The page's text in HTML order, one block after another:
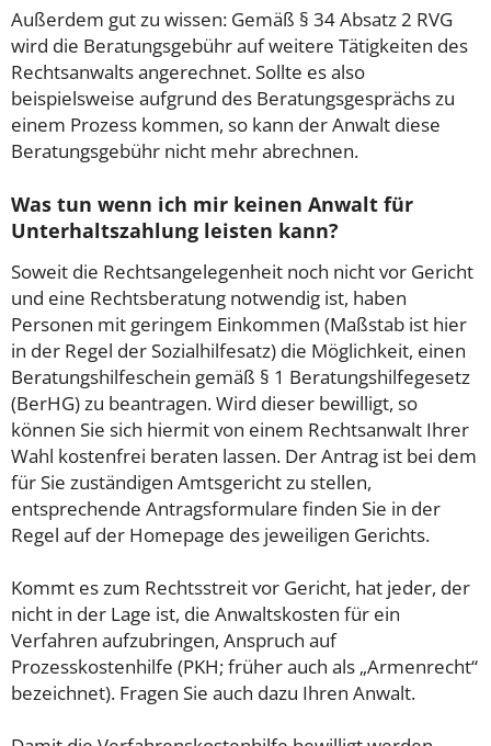
Außerdem gut zu wissen: Gemäß § 34 Absatz 2 RVG
wird die Beratungsgebühr auf weitere Tätigkeiten des
Rechtsanwalts angerechnet. Sollte es also
beispielsweise aufgrund des Beratungsgesprächs zu
einem Prozess kommen, so kann der Anwalt diese
Beratungsgebühr nicht mehr abrechnen.
Was tun wenn ich mir keinen Anwalt für
Unterhaltszahlung leisten kann?
Soweit die Rechtsangelegenheit noch nicht vor Gericht
und eine Rechtsberatung notwendig ist, haben
Personen mit geringem Einkommen (Maßstab ist hier
in der Regel der Sozialhilfesatz) die Möglichkeit, einen
Beratungshilfeschein gemäß § 1 Beratungshilfegesetz
(BerHG) zu beantragen. Wird dieser bewilligt, so
können Sie sich hiermit von einem Rechtsanwalt Ihrer
Wahl kostenfrei beraten lassen. Der Antrag ist bei dem
für Sie zuständigen Amtsgericht zu stellen,
entsprechende Antragsformulare finden Sie in der
Regel auf der Homepage des jeweiligen Gerichts.
Kommt es zum Rechtsstreit vor Gericht, hat jeder, der
nicht in der Lage ist, die Anwaltskosten für ein
Verfahren aufzubringen, Anspruch auf
Prozesskostenhilfe (PKH; früher auch als „Armenrecht“
bezeichnet). Fragen Sie auch dazu Ihren Anwalt.